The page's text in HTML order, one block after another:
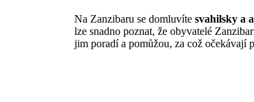
Na Zanzibaru se domluvíte svahilsky a
lze snadno poznat, že obyvatelé
jim poradí a pomůžou, za což očekávají